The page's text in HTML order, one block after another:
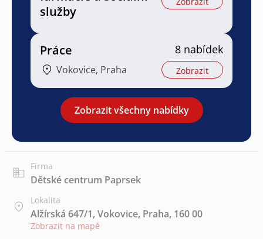
služby
Práce
Vokovice, Praha
8 nabídek
Zobrazit
Zobrazit všechny nabídky
Firma
Dětské centrum Paprsek
Lokalita
Alžírská 647/1, Vokovice, Praha, 160 00
Zobrazit na mapě